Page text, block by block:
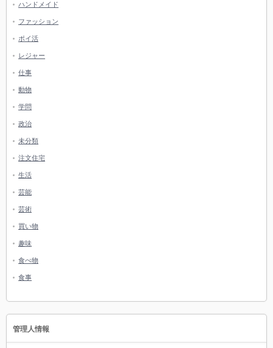
ハンドメイド
ファッション
ポイ活
レジャー
仕事
動物
学問
政治
未分類
注文住宅
生活
芸能
芸術
買い物
趣味
食べ物
食事
管理人情報